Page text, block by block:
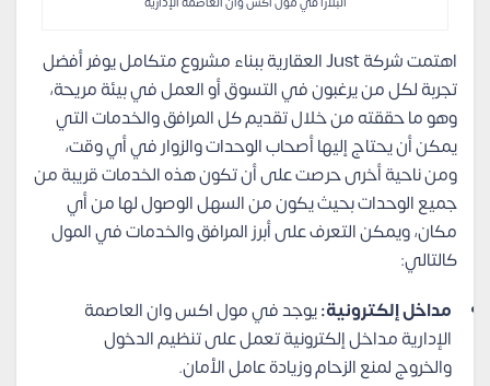
اهتمت شركة Just العقارية ببناء مشروع متكامل يوفر أفضل
تجربة لكل من يرغبون في التسوق أو العمل في بيئة مريحة،
وهو ما حققته من خلال تقديم كل المرافق والخدمات التي
يمكن أن يحتاج إليها أصحاب الوحدات والزوار في أي وقت،
ومن ناحية أخرى حرصت على أن تكون هذه الخدمات قريبة من
جميع الوحدات بحيث يكون من السهل الوصول لها من أي
مكان، ويمكن التعرف على أبرز المرافق والخدمات في المول
كالتالي:
مداخل إلكترونية:يوجد في مول اكس وان العاصمة
الإدارية مداخل إلكترونية تعمل على تنظيم الدخول
والخروج لمنع الزحام وزيادة عامل الأمان.